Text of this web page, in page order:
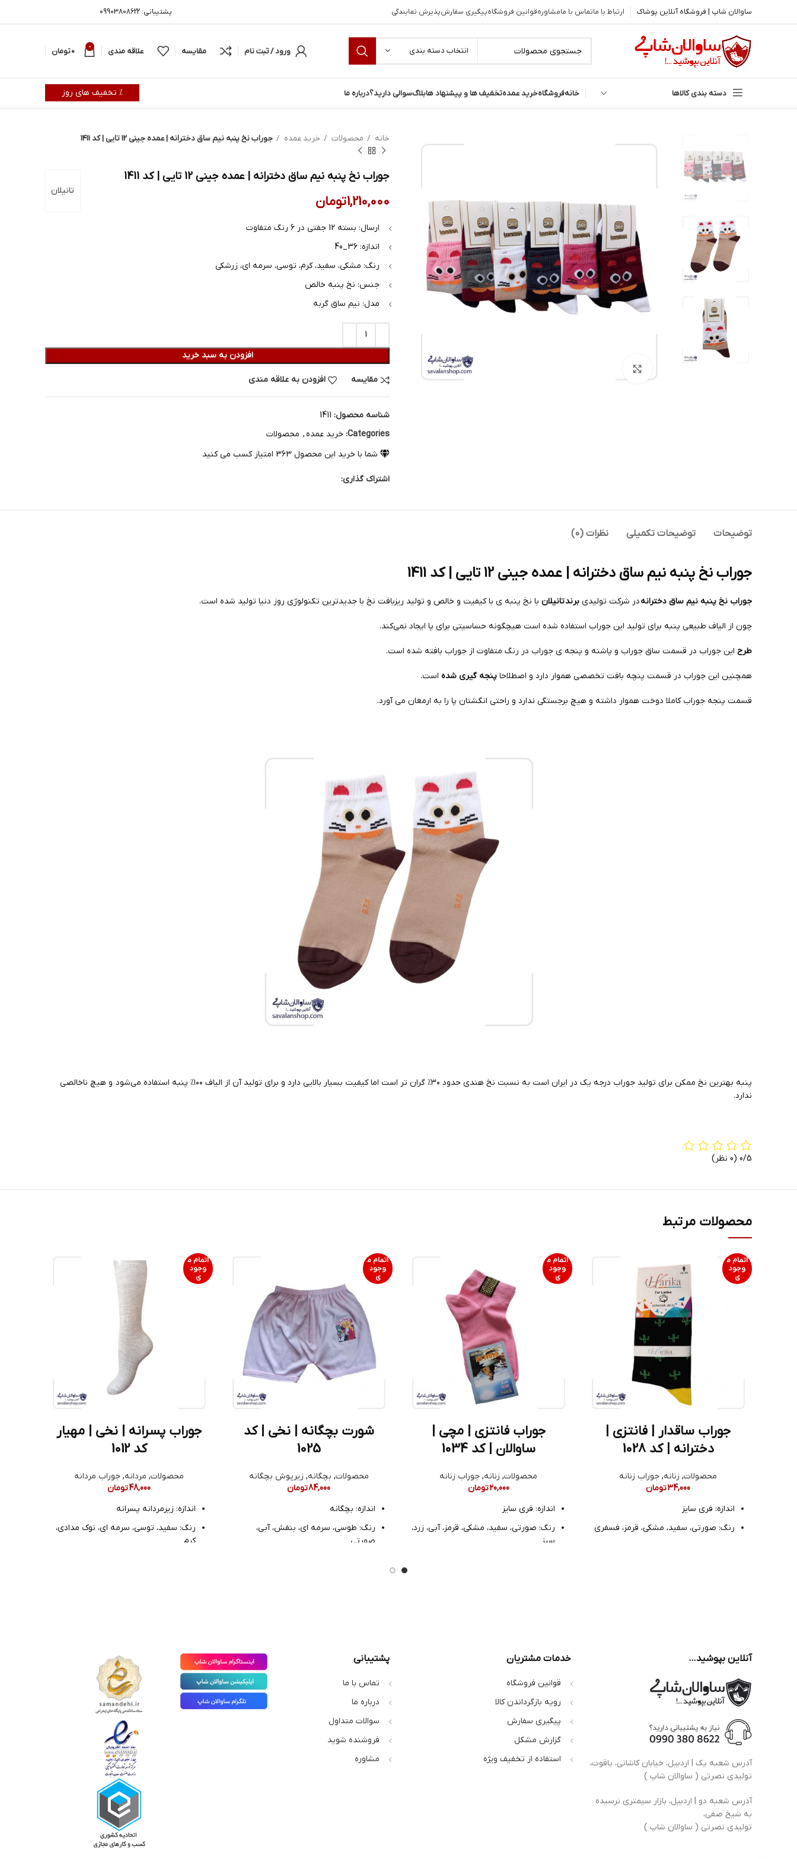
ساوالان شاپ | فروشگاه آنلاین پوشاک ارتباط با ماتماس با مامشاورهقوانین فروشگاهپیگیری سفارشپذیرش نمایندگی پشتیبانی: 09903808622
انتخاب دسته بندی ورود / ثبت نام مقایسه علاقه مندی 0
0تومان
دسته بندی کالاها خانهفروشگاهخرید عمدهتخفیف ها و پیشنهاد هابلاگسوالی دارید؟درباره ما % تخفیف های روز
خانه محصولات خرید عمده جوراب نخ پنبه نیم ساق دخترانه | عمده جینی 12 تایی | کد 1411
تانیلان
جوراب نخ پنبه نیم ساق دخترانه | عمده جینی 12 تایی | کد 1411
1,210,000تومان
ارسال: بسته 12 جفتی در 6 رنگ متفاوت
اندازه: 36_40
رنگ: مشکی، سفید، کرم، توسی، سرمه ای، زرشکی
جنس: نخ پنبه خالص
مدل: نیم ساق گربه
افزودن به سبد خرید
مقایسه افزودن به علاقه مندی
شناسه محصول: 1411
Categories: خرید عمده, محصولات
شما با خرید این محصول 363 امتیاز کسب می کنید
اشتراک گذاری:
توضیحات توضیحات تکمیلی نظرات (0)
جوراب نخ پنبه نیم ساق دخترانه | عمده جینی 12 تایی | کد 1411
جوراب نخ پنبه نیم ساق دخترانهدر شرکت تولیدی برندتانیلان با نخ پنبه ی با کیفیت و خالص و تولید ریزبافت نخ با جدیدترین تکنولوژی روز دنیا تولید شده است.
چون از الیاف طبیعی پنبه برای تولید این جوراب استفاده شده است هیچگونه حساسیتی برای پا ایجاد نمی‌کند.
طرح این جوراب در قسمت ساق جوراب و پاشنه و پنجه ی جوراب در رنگ متفاوت از جوراب بافته شده است.
همچنین این جوراب در قسمت پنچه بافت تخصصی هموار دارد و اصطلاحا پنجه گیری شده است.
قسمت پنجه جوراب کاملا دوخت هموار داشته و هیچ برجستگی ندارد و راحتی انگشتان پا را به ارمغان می آورد.
پنبه بهترین نخ ممکن برای تولید جوراب درجه یک در ایران است به نسبت نخ هندی حدود ۳۰% گران تر است اما کیفیت بسیار بالایی دارد و برای تولید آن از الیاف ۱۰۰% پنبه استفاده می‌شود و هیچ ناخالصی
ندارد.
0/5 (0 نظر)
محصولات مرتبط
اتمام م
وجود
ی
جوراب ساقدار | فانتزی |
دخترانه | کد 1028
محصولات, زنانه, جوراب زنانه
34,000تومان
اندازه: فری سایز
رنگ: صورتی، سفید، مشکی، قرمز، فسفری
اتمام م
وجود
ی
جوراب فانتزی | مچی |
ساوالان | کد 1034
محصولات, زنانه, جوراب زنانه
20,000تومان
اندازه: فری سایز
رنگ: صورتی، سفید، مشکی، قرمز، آبی، زرد،
سبز
اتمام م
وجود
ی
شورت بچگانه | نخی | کد
1025
محصولات, بچگانه, زیرپوش بچگانه
84,000تومان
اندازه: بچگانه
رنگ: طوسی، سرمه ای، بنفش، آبی،
صورتی
اتمام م
وجود
ی
جوراب پسرانه | نخی | مهیار
کد 1012
محصولات, مردانه, جوراب مردانه
48,000تومان
اندازه: زیرمردانه پسرانه
رنگ: سفید، توسی، سرمه ای، نوک مدادی،
کرم
آنلاین بپوشید…
آدرس شعبه یک | اردبیل، خیابان کاشانی، یاقوت،
تولیدی نصرتی ( ساوالان شاپ )
آدرس شعبه دو | اردبیل، بازار سیمتری نرسیده
به شیخ صفی،
تولیدی نصرتی ( ساوالان شاپ )
خدمات مشتریان
قوانین فروشگاه
رویه بازگرداندن کالا
پیگیری سفارش
گزارش مشکل
استفاده از تخفیف ویژه
پشتیبانی
تماس با ما
درباره ما
سوالات متداول
فروشنده شوید
مشاوره